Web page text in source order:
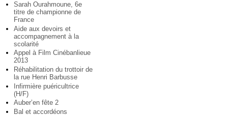
Sarah Ourahmoune, 6e
titre de championne de
France
Aide aux devoirs et
accompagnement à la
scolarité
Appel à Film Cinébanlieue
2013
Réhabilitation du trottoir de
la rue Henri Barbusse
Infirmière puéricultrice
(H/F)
Auber’en fête 2
Bal et accordéons